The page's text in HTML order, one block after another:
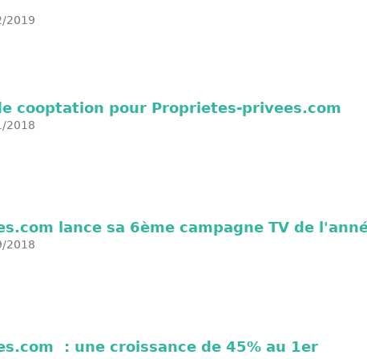
2019
cooptation pour Proprietes-privees.com
2018
lance sa 6ème campagne TV de
2018
: une croissance de 45% au 1er